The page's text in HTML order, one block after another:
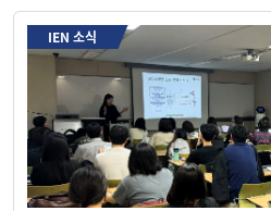
IEN 소식